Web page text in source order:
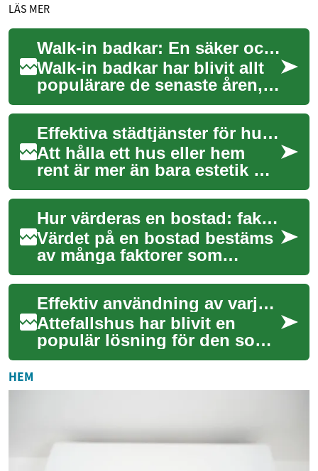
LÄS MER
Walk-in badkar: En säker och bekväm lösning för äldre och funktionshindrade
Walk-in badkar har blivit allt
populärare de senaste åren,
särskilt bland äldre och
personer med
funktionsnedsättning...
Effektiva städtjänster för hus och hem: vad du behöver veta
Att hålla ett hus eller hem
rent är mer än bara estetik —
det påverkar trivsel, hälsa och
underhållskostnader. Den
hä...
Hur värderas en bostad: faktorer som påverkar Home Value
Värdet på en bostad bestäms
av många faktorer som
tillsammans speglar både
objektets egenskaper och
omgivande marknad...
Effektiv användning av varje kvadratmeter i ditt Attefallshus
Attefallshus har blivit en
populär lösning för den som
söker ett kompakt boende, ett
hemmakontor. M...
HEM